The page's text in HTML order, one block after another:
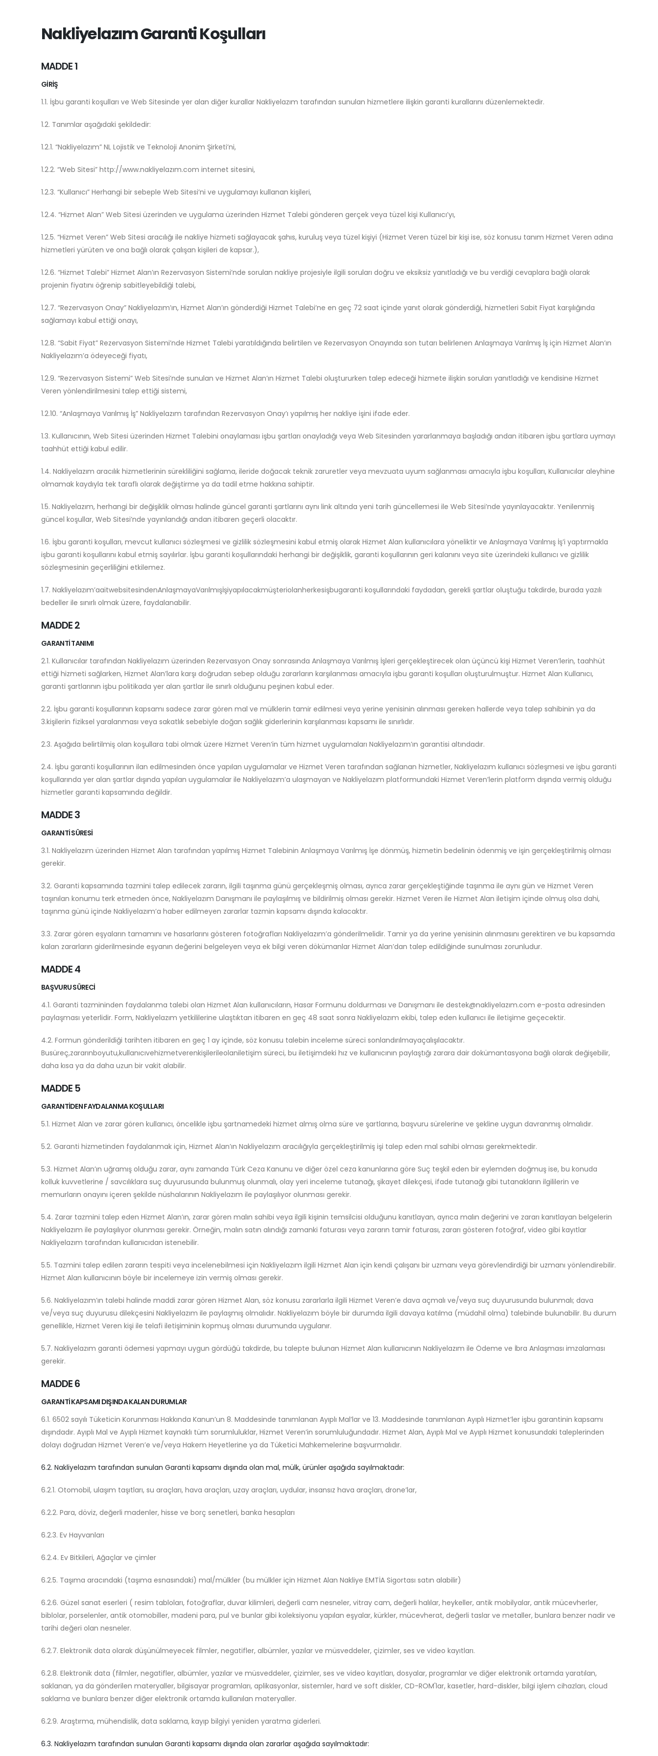
Nakliyelazım Garanti Koşulları
MADDE 1
GİRİŞ
1.1. İşbu garanti koşulları ve Web Sitesinde yer alan diğer kurallar Nakliyelazım tarafından sunulan hizmetlere ilişkin garanti kurallarını düzenlemektedir.
1.2. Tanımlar aşağıdaki şekildedir:
1.2.1. “Nakliyelazım” NL Lojistik ve Teknoloji Anonim Şirketi’ni,
1.2.2. “Web Sitesi” http://www.nakliyelazım.com internet sitesini,
1.2.3. “Kullanıcı” Herhangi bir sebeple Web Sitesi’ni ve uygulamayı kullanan kişileri,
1.2.4. “Hizmet Alan” Web Sitesi üzerinden ve uygulama üzerinden Hizmet Talebi gönderen gerçek veya tüzel kişi Kullanıcı’yı,
1.2.5. “Hizmet Veren” Web Sitesi aracılığı ile nakliye hizmeti sağlayacak şahıs, kuruluş veya tüzel kişiyi (Hizmet Veren tüzel bir kişi ise, söz konusu tanım Hizmet Veren adına
hizmetleri yürüten ve ona bağlı olarak çalışan kişileri de kapsar.),
1.2.6. “Hizmet Talebi” Hizmet Alan’ın Rezervasyon Sistemi’nde sorulan nakliye projesiyle ilgili soruları doğru ve eksiksiz yanıtladığı ve bu verdiği cevaplara bağlı olarak
projenin fiyatını öğrenip sabitleyebildiği talebi,
1.2.7. “Rezervasyon Onay” Nakliyelazım’ın, Hizmet Alan’ın gönderdiği Hizmet Talebi’ne en geç 72 saat içinde yanıt olarak gönderdiği, hizmetleri Sabit Fiyat karşılığında
sağlamayı kabul ettiği onayı,
1.2.8. “Sabit Fiyat” Rezervasyon Sistemi’nde Hizmet Talebi yaratıldığında belirtilen ve Rezervasyon Onayında son tutarı belirlenen Anlaşmaya Varılmış İş için Hizmet Alan’ın
Nakliyelazım’a ödeyeceği fiyatı,
1.2.9. “Rezervasyon Sistemi” Web Sitesi’nde sunulan ve Hizmet Alan’ın Hizmet Talebi oluştururken talep edeceği hizmete ilişkin soruları yanıtladığı ve kendisine Hizmet
Veren yönlendirilmesini talep ettiği sistemi,
1.2.10. “Anlaşmaya Varılmış İş” Nakliyelazım tarafından Rezervasyon Onay’ı yapılmış her nakliye işini ifade eder.
1.3. Kullanıcının, Web Sitesi üzerinden Hizmet Talebini onaylaması işbu şartları onayladığı veya Web Sitesinden yararlanmaya başladığı andan itibaren işbu şartlara uymayı
taahhüt ettiği kabul edilir.
1.4. Nakliyelazım aracılık hizmetlerinin sürekliliğini sağlama, ileride doğacak teknik zaruretler veya mevzuata uyum sağlanması amacıyla işbu koşulları, Kullanıcılar aleyhine
olmamak kaydıyla tek taraflı olarak değiştirme ya da tadil etme hakkına sahiptir.
1.5. Nakliyelazım, herhangi bir değişiklik olması halinde güncel garanti şartlarını aynı link altında yeni tarih güncellemesi ile Web Sitesi’nde yayınlayacaktır. Yenilenmiş
güncel koşullar, Web Sitesi’nde yayınlandığı andan itibaren geçerli olacaktır.
1.6. İşbu garanti koşulları, mevcut kullanıcı sözleşmesi ve gizlilik sözleşmesini kabul etmiş olarak Hizmet Alan kullanıcılara yöneliktir ve Anlaşmaya Varılmış İş’i yaptırmakla
işbu garanti koşullarını kabul etmiş sayılırlar. İşbu garanti koşullarındaki herhangi bir değişiklik, garanti koşullarının geri kalanını veya site üzerindeki kullanıcı ve gizlilik
sözleşmesinin geçerliliğini etkilemez.
1.7. Nakliyelazım’aaitwebsitesindenAnlaşmayaVarılmışİşiyapılacakmüşteriolanherkesişbugaranti koşullarındaki faydadan, gerekli şartlar oluştuğu takdirde, burada yazılı
bedeller ile sınırlı olmak üzere, faydalanabilir.
MADDE 2
GARANTİ TANIMI
2.1. Kullanıcılar tarafından Nakliyelazım üzerinden Rezervasyon Onay sonrasında Anlaşmaya Varılmış İşleri gerçekleştirecek olan üçüncü kişi Hizmet Veren’lerin, taahhüt
ettiği hizmeti sağlarken, Hizmet Alan’lara karşı doğrudan sebep olduğu zararların karşılanması amacıyla işbu garanti koşulları oluşturulmuştur. Hizmet Alan Kullanıcı,
garanti şartlarının işbu politikada yer alan şartlar ile sınırlı olduğunu peşinen kabul eder.
2.2. İşbu garanti koşullarının kapsamı sadece zarar gören mal ve mülklerin tamir edilmesi veya yerine yenisinin alınması gereken hallerde veya talep sahibinin ya da
3.kişilerin fiziksel yaralanması veya sakatlık sebebiyle doğan sağlık giderlerinin karşılanması kapsamı ile sınırlıdır.
2.3. Aşağıda belirtilmiş olan koşullara tabi olmak üzere Hizmet Veren‘in tüm hizmet uygulamaları Nakliyelazım’ın garantisi altındadır.
2.4. İşbu garanti koşullarının ilan edilmesinden önce yapılan uygulamalar ve Hizmet Veren tarafından sağlanan hizmetler, Nakliyelazım kullanıcı sözleşmesi ve işbu garanti
koşullarında yer alan şartlar dışında yapılan uygulamalar ile Nakliyelazım’a ulaşmayan ve Nakliyelazım platformundaki Hizmet Veren’lerin platform dışında vermiş olduğu
hizmetler garanti kapsamında değildir.
MADDE 3
GARANTİ SÜRESİ
3.1. Nakliyelazım üzerinden Hizmet Alan tarafından yapılmış Hizmet Talebinin Anlaşmaya Varılmış İşe dönmüş, hizmetin bedelinin ödenmiş ve işin gerçekleştirilmiş olması
gerekir.
3.2. Garanti kapsamında tazmini talep edilecek zararın, ilgili taşınma günü gerçekleşmiş olması, ayrıca zarar gerçekleştiğinde taşınma ile aynı gün ve Hizmet Veren
taşınılan konumu terk etmeden önce, Nakliyelazım Danışmanı ile paylaşılmış ve bildirilmiş olması gerekir. Hizmet Veren ile Hizmet Alan iletişim içinde olmuş olsa dahi,
taşınma günü içinde Nakliyelazım’a haber edilmeyen zararlar tazmin kapsamı dışında kalacaktır.
3.3. Zarar gören eşyaların tamamını ve hasarlarını gösteren fotoğrafları Nakliyelazım’a gönderilmelidir. Tamir ya da yerine yenisinin alınmasını gerektiren ve bu kapsamda
kalan zararların giderilmesinde eşyanın değerini belgeleyen veya ek bilgi veren dökümanlar Hizmet Alan’dan talep edildiğinde sunulması zorunludur.
MADDE 4
BAŞVURU SÜRECİ
4.1. Garanti tazmininden faydalanma talebi olan Hizmet Alan kullanıcıların, Hasar Formunu doldurması ve Danışmanı ile destek@nakliyelazım.com e-posta adresinden
paylaşması yeterlidir. Form, Nakliyelazım yetkililerine ulaştıktan itibaren en geç 48 saat sonra Nakliyelazım ekibi, talep eden kullanıcı ile iletişime geçecektir.
4.2. Formun gönderildiği tarihten itibaren en geç 1 ay içinde, söz konusu talebin inceleme süreci sonlandırılmayaçalışılacaktır.
Busüreç,zararınboyutu,kullanıcıvehizmetverenkişilerileolaniletişim süreci, bu iletişimdeki hız ve kullanıcının paylaştığı zarara dair dokümantasyona bağlı olarak değişebilir,
daha kısa ya da daha uzun bir vakit alabilir.
MADDE 5
GARANTİDEN FAYDALANMA KOŞULLARI
5.1. Hizmet Alan ve zarar gören kullanıcı, öncelikle işbu şartnamedeki hizmet almış olma süre ve şartlarına, başvuru sürelerine ve şekline uygun davranmış olmalıdır.
5.2. Garanti hizmetinden faydalanmak için, Hizmet Alan’ın Nakliyelazım aracılığıyla gerçekleştirilmiş işi talep eden mal sahibi olması gerekmektedir.
5.3. Hizmet Alan’ın uğramış olduğu zarar, aynı zamanda Türk Ceza Kanunu ve diğer özel ceza kanunlarına göre Suç teşkil eden bir eylemden doğmuş ise, bu konuda
kolluk kuvvetlerine / savcılıklara suç duyurusunda bulunmuş olunmalı, olay yeri inceleme tutanağı, şikayet dilekçesi, ifade tutanağı gibi tutanakların ilgililerin ve
memurların onayını içeren şekilde nüshalarının Nakliyelazım ile paylaşılıyor olunması gerekir.
5.4. Zarar tazmini talep eden Hizmet Alan’ın, zarar gören malın sahibi veya ilgili kişinin temsilcisi olduğunu kanıtlayan, ayrıca malın değerini ve zararı kanıtlayan belgelerin
Nakliyelazım ile paylaşılıyor olunması gerekir. Örneğin, malın satın alındığı zamanki faturası veya zararın tamir faturası, zararı gösteren fotoğraf, video gibi kayıtlar
Nakliyelazım tarafından kullanıcıdan istenebilir.
5.5. Tazmini talep edilen zararın tespiti veya incelenebilmesi için Nakliyelazım ilgili Hizmet Alan için kendi çalışanı bir uzmanı veya görevlendirdiği bir uzmanı yönlendirebilir.
Hizmet Alan kullanıcının böyle bir incelemeye izin vermiş olması gerekir.
5.6. Nakliyelazım’ın talebi halinde maddi zarar gören Hizmet Alan, söz konusu zararlarla ilgili Hizmet Veren’e dava açmalı ve/veya suç duyurusunda bulunmalı; dava
ve/veya suç duyurusu dilekçesini Nakliyelazım ile paylaşmış olmalıdır. Nakliyelazım böyle bir durumda ilgili davaya katılma (müdahil olma) talebinde bulunabilir. Bu durum
genellikle, Hizmet Veren kişi ile telafi iletişiminin kopmuş olması durumunda uygulanır.
5.7. Nakliyelazım garanti ödemesi yapmayı uygun gördüğü takdirde, bu talepte bulunan Hizmet Alan kullanıcının Nakliyelazım ile Ödeme ve İbra Anlaşması imzalaması
gerekir.
MADDE 6
GARANTİ KAPSAMI DIŞINDA KALAN DURUMLAR
6.1. 6502 sayılı Tüketicin Korunması Hakkında Kanun’un 8. Maddesinde tanımlanan Ayıplı Mal’lar ve 13. Maddesinde tanımlanan Ayıplı Hizmet’ler işbu garantinin kapsamı
dışındadır. Ayıplı Mal ve Ayıplı Hizmet kaynaklı tüm sorumluluklar, Hizmet Veren’in sorumluluğundadır. Hizmet Alan, Ayıplı Mal ve Ayıplı Hizmet konusundaki taleplerinden
dolayı doğrudan Hizmet Veren’e ve/veya Hakem Heyetlerine ya da Tüketici Mahkemelerine başvurmalıdır.
6.2. Nakliyelazım tarafından sunulan Garanti kapsamı dışında olan mal, mülk, ürünler aşağıda sayılmaktadır:
6.2.1. Otomobil, ulaşım taşıtları, su araçları, hava araçları, uzay araçları, uydular, insansız hava araçları, drone’lar,
6.2.2. Para, döviz, değerli madenler, hisse ve borç senetleri, banka hesapları
6.2.3. Ev Hayvanları
6.2.4. Ev Bitkileri, Ağaçlar ve çimler
6.2.5. Taşıma aracındaki (taşıma esnasındaki) mal/mülkler (bu mülkler için Hizmet Alan Nakliye EMTİA Sigortası satın alabilir)
6.2.6. Güzel sanat eserleri ( resim tabloları, fotoğraflar, duvar kilimleri, değerli cam nesneler, vitray cam, değerli halılar, heykeller, antik mobilyalar, antik mücevherler,
biblolar, porselenler, antik otomobiller, madeni para, pul ve bunlar gibi koleksiyonu yapılan eşyalar, kürkler, mücevherat, değerli taslar ve metaller, bunlara benzer nadir ve
tarihi değeri olan nesneler.
6.2.7. Elektronik data olarak düşünülmeyecek filmler, negatifler, albümler, yazılar ve müsveddeler, çizimler, ses ve video kayıtları.
6.2.8. Elektronik data (filmler, negatifler, albümler, yazılar ve müsveddeler, çizimler, ses ve video kayıtları, dosyalar, programlar ve diğer elektronik ortamda yaratılan,
saklanan, ya da gönderilen materyaller, bilgisayar programları, aplikasyonlar, sistemler, hard ve soft diskler, CD-ROM'lar, kasetler, hard-diskler, bilgi işlem cihazları, cloud
saklama ve bunlara benzer diğer elektronik ortamda kullanılan materyaller.
6.2.9. Araştırma, mühendislik, data saklama, kayıp bilgiyi yeniden yaratma giderleri.
6.3. Nakliyelazım tarafından sunulan Garanti kapsamı dışında olan zararlar aşağıda sayılmaktadır: